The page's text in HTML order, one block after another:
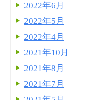
2022年6月
2022年5月
2022年4月
2021年10月
2021年8月
2021年7月